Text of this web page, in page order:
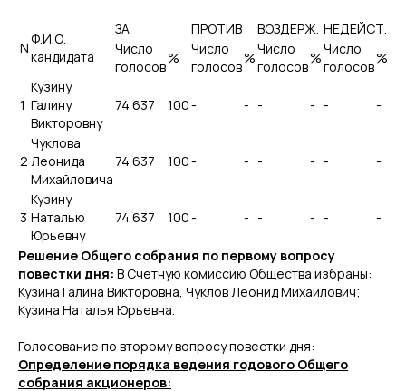
N
Ф.И.О.
кандидата
ЗА ПРОТИВ ВОЗДЕРЖ. НЕДЕЙСТ.
Число
голосов
%
Число
голосов
%
Число
голосов
%
Число
голосов
%
1
Кузину
Галину
Викторовну
74 637 100- - - - - -
2
Чуклова
Леонида
Михайловича
74 637 100- - - - - -
3
Кузину
Наталью
Юрьевну
74 637 100- - - - - -
Решение Общего собрания по первому вопросу
повестки дня: В Счетную комиссию Общества избраны:
Кузина Галина Викторовна, Чуклов Леонид Михайлович;
Кузина Наталья Юрьевна.
Голосование по второму вопросу повестки дня:
Определение порядка ведения годового Общего
собрания акционеров: